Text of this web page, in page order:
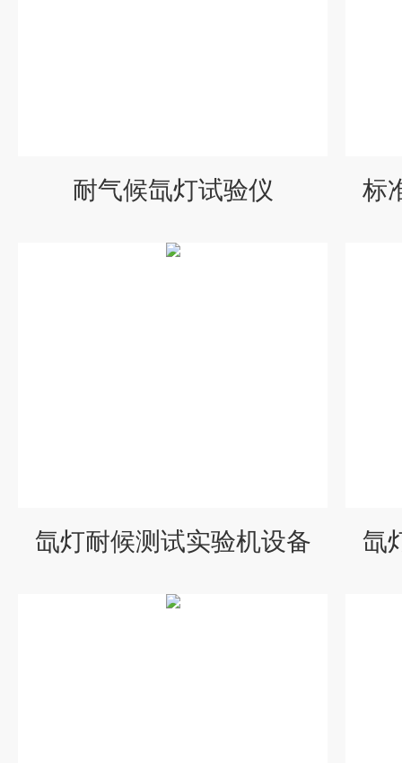
耐气候氙灯试验仪 标
氙灯耐候测试实验机设备 氙